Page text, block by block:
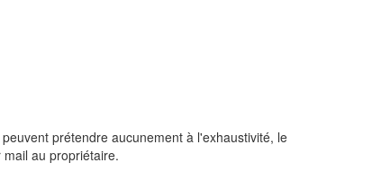
prétendre aucunement à l'exhaustivité, le
au propriétaire.